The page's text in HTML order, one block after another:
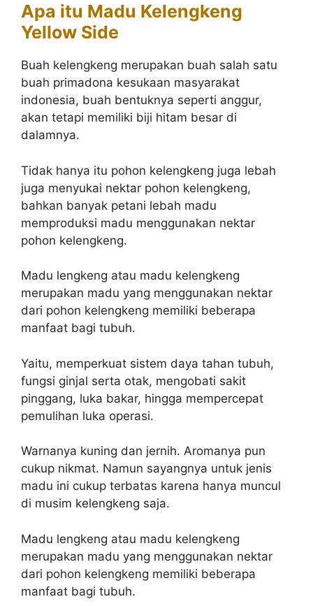
Apa itu Madu Kelengkeng
Yellow Side
Buah kelengkeng merupakan buah salah satu
buah primadona kesukaan masyarakat
indonesia, buah bentuknya seperti anggur,
akan tetapi memiliki biji hitam besar di
dalamnya.
Tidak hanya itu pohon kelengkeng juga lebah
juga menyukai nektar pohon kelengkeng,
bahkan banyak petani lebah madu
memproduksi madu menggunakan nektar
pohon kelengkeng.
Madu lengkeng atau madu kelengkeng
merupakan madu yang menggunakan nektar
dari pohon kelengkeng memiliki beberapa
manfaat bagi tubuh.
Yaitu, memperkuat sistem daya tahan tubuh,
fungsi ginjal serta otak, mengobati sakit
pinggang, luka bakar, hingga mempercepat
pemulihan luka operasi.
Warnanya kuning dan jernih. Aromanya pun
cukup nikmat. Namun sayangnya untuk jenis
madu ini cukup terbatas karena hanya muncul
di musim kelengkeng saja.
Madu lengkeng atau madu kelengkeng
merupakan madu yang menggunakan nektar
dari pohon kelengkeng memiliki beberapa
manfaat bagi tubuh.